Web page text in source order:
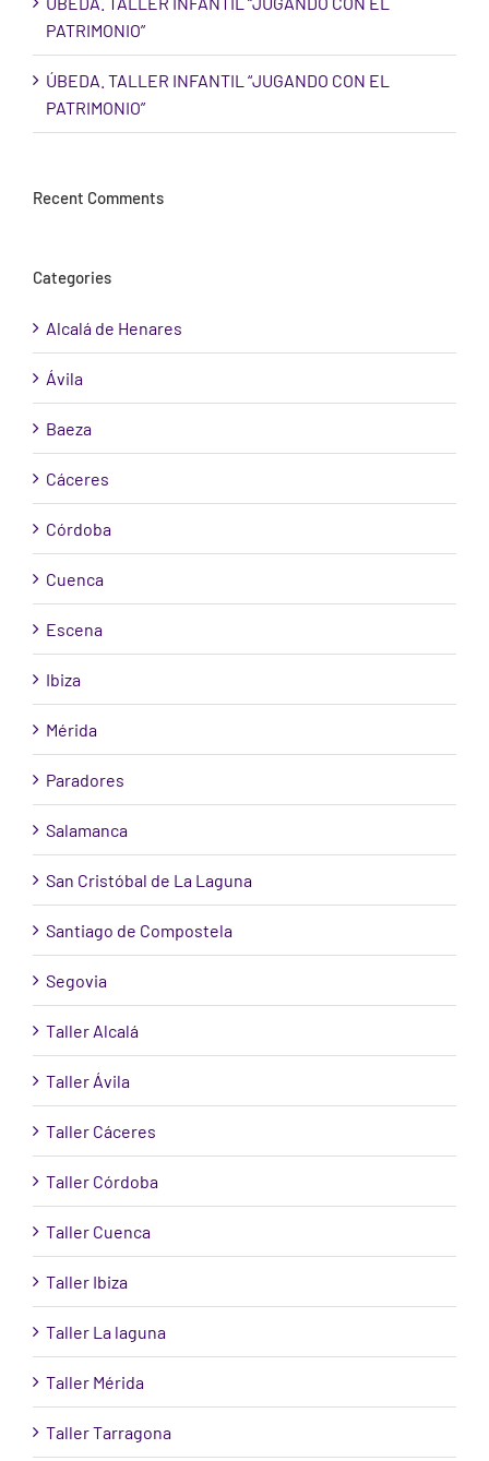
PATRIMONIO”
ÚBEDA. TALLER INFANTIL “JUGANDO CON EL
PATRIMONIO”
Recent Comments
Categories
Alcalá de Henares
Ávila
Baeza
Cáceres
Córdoba
Cuenca
Escena
Ibiza
Mérida
Paradores
Salamanca
San Cristóbal de La Laguna
Santiago de Compostela
Segovia
Taller Alcalá
Taller Ávila
Taller Cáceres
Taller Córdoba
Taller Cuenca
Taller Ibiza
Taller La laguna
Taller Mérida
Taller Tarragona